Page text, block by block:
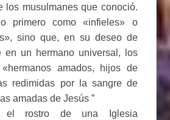
los musulmanes que conoció.
primero como «infieles» o
sino que, en su deseo de
en un hermano universal, los
amados, hijos de
redimidas por la sangre de
amadas de Jesús ”
el rostro de una Iglesia